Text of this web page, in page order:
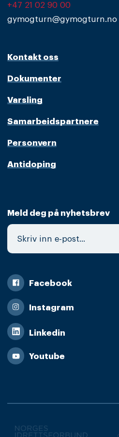
+47 21 02 90 00
gymogturn@gymogturn.no
Kontakt oss
Dokumenter
Varsling
Samarbeidspartnere
Personvern
Antidoping
Meld deg på nyhetsbrev
Facebook
Instagram
Linkedin
Youtube